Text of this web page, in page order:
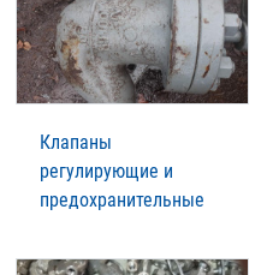
Клапаны
регулирующие и
предохранительные